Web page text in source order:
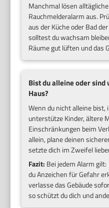
Manchmal lösen
Rauchmelderalarm aus.
aus der Küche oder Bad
solltest du wachsam
Räume gut lüften und das
Bist du alleine oder
Haus?
Wenn du nicht alleine
unterstütze Kinder, ältere
Einschränkungen beim
allein, plane deinen
setzte dich im Zweifel
Fazit: Bei jedem Alarm gilt:
du Anzeichen für Gefahr
verlasse das Gebäude
so schützt du dich und